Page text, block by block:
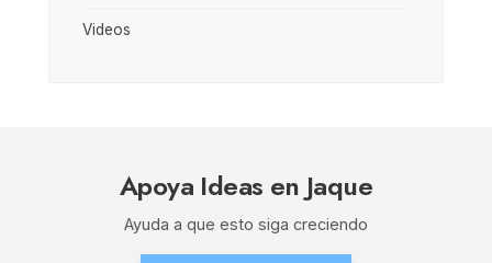
Videos
Apoya Ideas en Jaque
Ayuda a que esto siga creciendo